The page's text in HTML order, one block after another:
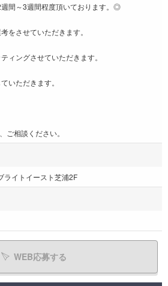
間～3週間程度頂いております。◎
をさせていただきます。
ィングさせていただきます。
いただきます。
ご相談ください。
ライトイースト芝浦2F
WEB応募する